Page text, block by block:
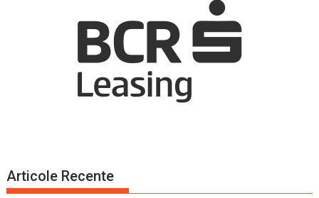
Articole Recente